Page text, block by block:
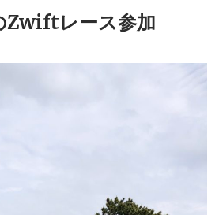
Zwiftレース参加